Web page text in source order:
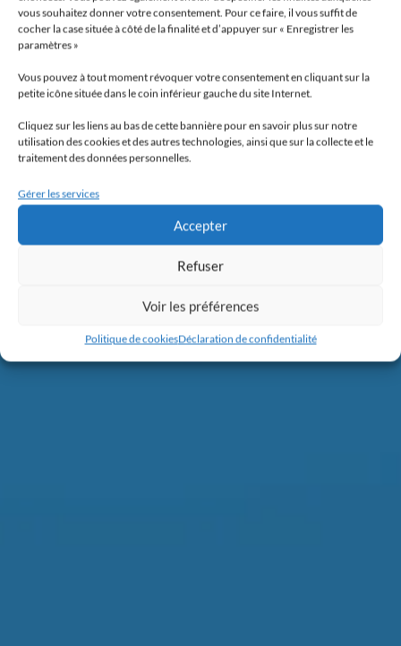
vous souhaitez donner votre consentement. Pour ce faire, il vous suffit de
cocher la case située à côté de la finalité et d’appuyer sur « Enregistrer les
paramètres »
Vous pouvez à tout moment révoquer votre consentement en cliquant sur la
petite icône située dans le coin inférieur gauche du site Internet.
Cliquez sur les liens au bas de cette bannière pour en savoir plus sur notre
utilisation des cookies et des autres technologies, ainsi que sur la collecte et le
traitement des données personnelles.
Gérer les services
Accepter
Refuser
Voir les préférences
Politique de cookiesDéclaration de confidentialité